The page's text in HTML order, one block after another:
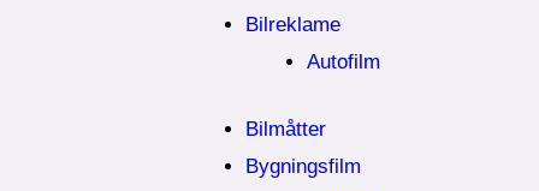
Bilreklame
Autofilm
Bilmåtter
Bygningsfilm